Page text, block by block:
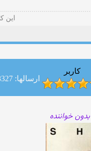
این
کاربر
ارسالها: 23327
بدون خواننده